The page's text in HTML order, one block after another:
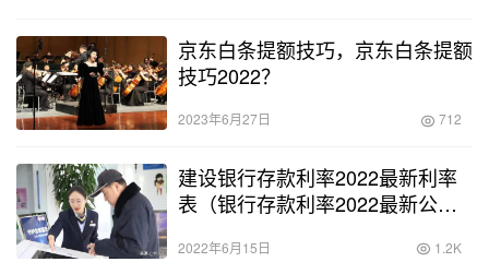
京东白条提额技巧，京东白条提额
技巧2022？
2023年6月27日 712
建设银行存款利率2022最新利率
表（银行存款利率2022最新公
2022年6月15日 1.2K